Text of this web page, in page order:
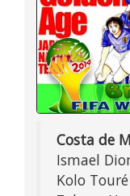
Costa de
Ismael
Kolo